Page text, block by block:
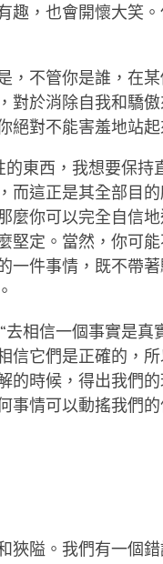
趣，也會開懷大笑
，不管你是誰，在
對於消除自我和驕
對不能害羞地站起
東西，我想要保持
而這正是其全部目
麼你可以完全自信
堅定。當然，你可
一件事情，既不帶
相信一個事實是真
信它們是正確的，
的時候，得出我們
事情可以動搖我們
狹隘。我們有一個